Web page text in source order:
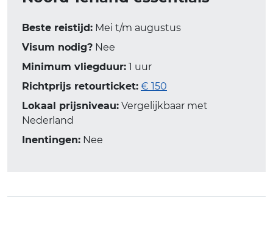
Beste reistijd: Mei t/m augustus
Visum nodig? Nee
Minimum vliegduur: 1 uur
Richtprijs retourticket: € 150
Lokaal prijsniveau: Vergelijkbaar met
Nederland
Inentingen: Nee